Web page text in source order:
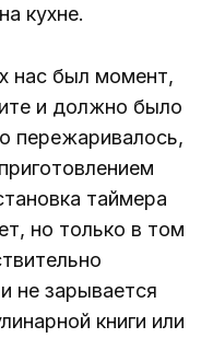
кухне.
нас был момент,
и должно было
пережаривалось,
таймера
но только в том
не зарывается
книги или